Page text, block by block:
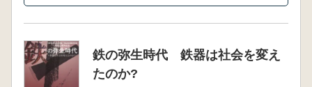
鉄の弥生時代 鉄器は社会を変え
たのか?